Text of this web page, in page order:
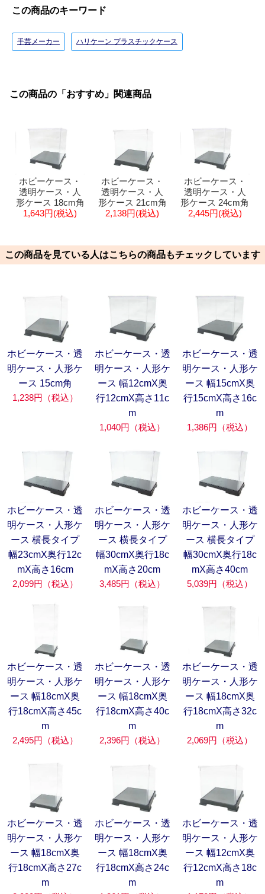
この商品のキーワード
手芸メーカー ハリケーン プラスチックケース
この商品の「おすすめ」関連商品
ホビーケース・
透明ケース・人
形ケース 18cm角
1,643円(税込)
ホビーケース・
透明ケース・人
形ケース 21cm角
2,138円(税込)
ホビーケース・
透明ケース・人
形ケース 24cm角
2,445円(税込)
この商品を見ている人はこちらの商品もチェックしています
ホビーケース・透
明ケース・人形ケ
ース 15cm角
1,238円（税込）
ホビーケース・透
明ケース・人形ケ
ース 幅12cmX奥
行12cmX高さ11c
m
1,040円（税込）
ホビーケース・透
明ケース・人形ケ
ース 幅15cmX奥
行15cmX高さ16c
m
1,386円（税込）
ホビーケース・透
明ケース・人形ケ
ース 横長タイプ
幅23cmX奥行12c
mX高さ16cm
2,099円（税込）
ホビーケース・透
明ケース・人形ケ
ース 横長タイプ
幅30cmX奥行18c
mX高さ20cm
3,485円（税込）
ホビーケース・透
明ケース・人形ケ
ース 横長タイプ
幅30cmX奥行18c
mX高さ40cm
5,039円（税込）
ホビーケース・透
明ケース・人形ケ
ース 幅18cmX奥
行18cmX高さ45c
m
2,495円（税込）
ホビーケース・透
明ケース・人形ケ
ース 幅18cmX奥
行18cmX高さ40c
m
2,396円（税込）
ホビーケース・透
明ケース・人形ケ
ース 幅18cmX奥
行18cmX高さ32c
m
2,069円（税込）
ホビーケース・透
明ケース・人形ケ
ース 幅18cmX奥
行18cmX高さ27c
m
ホビーケース・透
明ケース・人形ケ
ース 幅18cmX奥
行18cmX高さ24c
m
ホビーケース・透
明ケース・人形ケ
ース 幅12cmX奥
行12cmX高さ18c
m